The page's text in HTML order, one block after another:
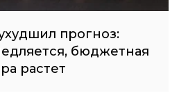
прогноз:
бюджетная
растет